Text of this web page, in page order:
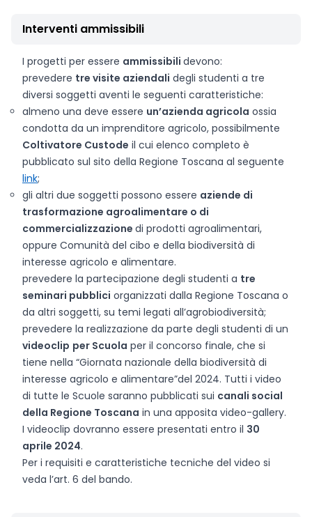
Interventi ammissibili
I progetti per essere ammissibili devono:
prevedere tre visite aziendali degli studenti a tre
diversi soggetti aventi le seguenti caratteristiche:
almeno una deve essere un’azienda agricola ossia
condotta da un imprenditore agricolo, possibilmente
Coltivatore Custode il cui elenco completo è
pubblicato sul sito della Regione Toscana al seguente
link;
gli altri due soggetti possono essere aziende di
trasformazione agroalimentare o di
commercializzazione di prodotti agroalimentari,
oppure Comunità del cibo e della biodiversità di
interesse agricolo e alimentare.
prevedere la partecipazione degli studenti a tre
seminari pubblici organizzati dalla Regione Toscana o
da altri soggetti, su temi legati all’agrobiodiversità;
prevedere la realizzazione da parte degli studenti di un
videoclip per Scuola per il concorso finale, che si
tiene nella “Giornata nazionale della biodiversità di
interesse agricolo e alimentare”del 2024. Tutti i video
di tutte le Scuole saranno pubblicati sui canali social
della Regione Toscana in una apposita video-gallery.
I videoclip dovranno essere presentati entro il 30
aprile 2024.
Per i requisiti e caratteristiche tecniche del video si
veda l’art. 6 del bando.